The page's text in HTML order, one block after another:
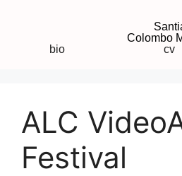
Colombo
bio
cv
ALC
Festival